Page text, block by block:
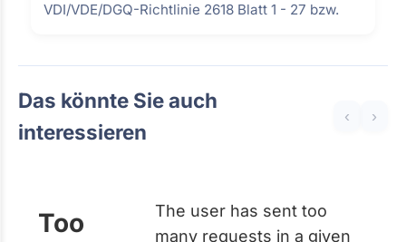
VDI/VDE/DGQ-Richtlinie 2618 Blatt 1 - 27 bzw.
Das könnte Sie auch
interessieren
‹ ›
Too
The user has sent too
many requests in a given